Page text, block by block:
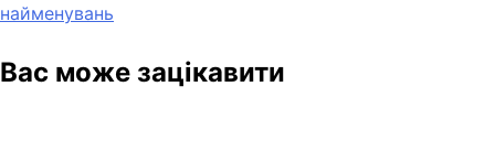
найменувань
Вас може зацікавити